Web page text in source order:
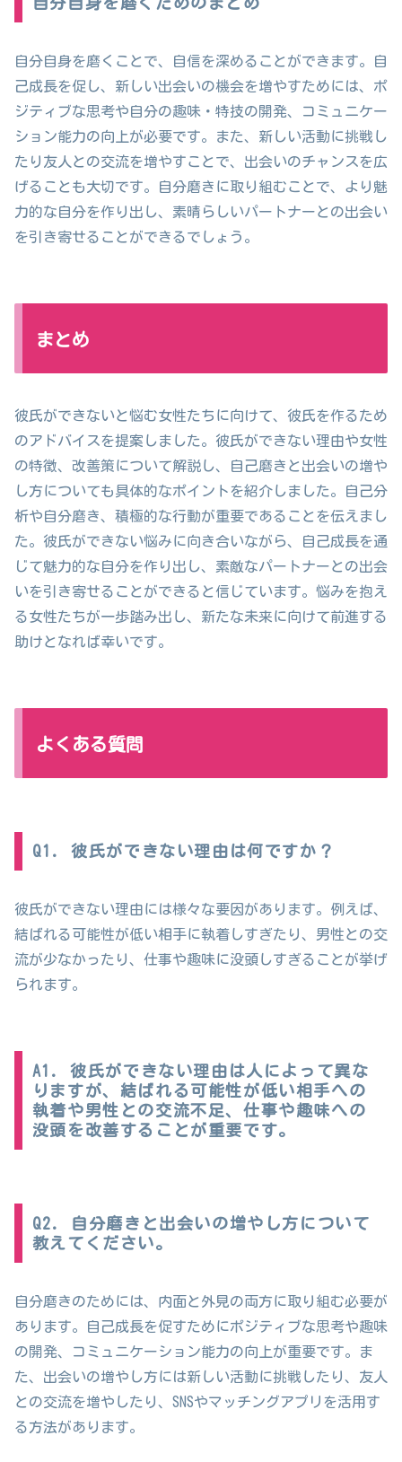
自分自身を磨くことで、自信を深めることができます。自
己成長を促し、新しい出会いの機会を増やすためには、ポ
ジティブな思考や自分の趣味・特技の開発、コミュニケー
ション能力の向上が必要です。また、新しい活動に挑戦し
たり友人との交流を増やすことで、出会いのチャンスを広
げることも大切です。自分磨きに取り組むことで、より魅
力的な自分を作り出し、素晴らしいパートナーとの出会い
を引き寄せることができるでしょう。
まとめ
彼氏ができないと悩む女性たちに向けて、彼氏を作るため
のアドバイスを提案しました。彼氏ができない理由や女性
の特徴、改善策について解説し、自己磨きと出会いの増や
し方についても具体的なポイントを紹介しました。自己分
析や自分磨き、積極的な行動が重要であることを伝えまし
た。彼氏ができない悩みに向き合いながら、自己成長を通
じて魅力的な自分を作り出し、素敵なパートナーとの出会
いを引き寄せることができると信じています。悩みを抱え
る女性たちが一歩踏み出し、新たな未来に向けて前進する
助けとなれば幸いです。
よくある質問
Q1. 彼氏ができない理由は何ですか？
彼氏ができない理由には様々な要因があります。例えば、
結ばれる可能性が低い相手に執着しすぎたり、男性との交
流が少なかったり、仕事や趣味に没頭しすぎることが挙げ
られます。
A1. 彼氏ができない理由は人によって異な
りますが、結ばれる可能性が低い相手への
執着や男性との交流不足、仕事や趣味への
没頭を改善することが重要です。
Q2. 自分磨きと出会いの増やし方について
教えてください。
自分磨きのためには、内面と外見の両方に取り組む必要が
あります。自己成長を促すためにポジティブな思考や趣味
の開発、コミュニケーション能力の向上が重要です。ま
た、出会いの増やし方には新しい活動に挑戦したり、友人
との交流を増やしたり、SNSやマッチングアプリを活用す
る方法があります。